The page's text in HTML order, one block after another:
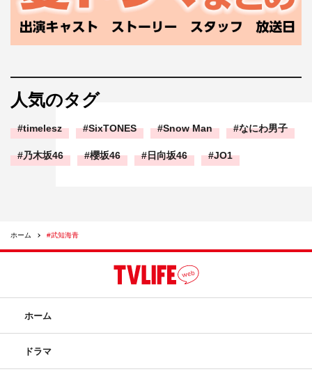
人気のタグ
timelesz SixTONES Snow Man なにわ男子
乃木坂46 櫻坂46 日向坂46 JO1
ホーム #武知海青
ホーム
ドラマ